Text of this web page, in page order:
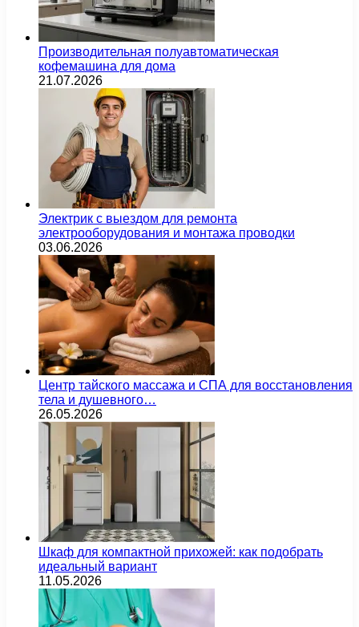
Производительная полуавтоматическая
кофемашина для дома
21.07.2026
Электрик с выездом для ремонта
электрооборудования и монтажа проводки
03.06.2026
Центр тайского массажа и СПА для восстановления
тела и душевного…
26.05.2026
Шкаф для компактной прихожей: как подобрать
идеальный вариант
11.05.2026